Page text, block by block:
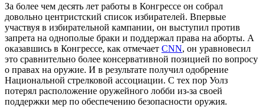
За более чем десять лет работы в Конгрессе он собрал
довольно центристский список избирателей. Впервые
участвуя в избирательной кампании, он выступил против
запрета на однополые браки и поддержал права на аборты. А
оказавшись в Конгрессе, как отмечает CNN, он уравновесил
это сравнительно более консервативной позицией по вопросу
о правах на оружие. И в результате получил одобрение
Национальной стрелковой ассоциации. С тех пор Уолз
потерял расположение оружейного лобби из-за своей
поддержки мер по обеспечению безопасности оружия.